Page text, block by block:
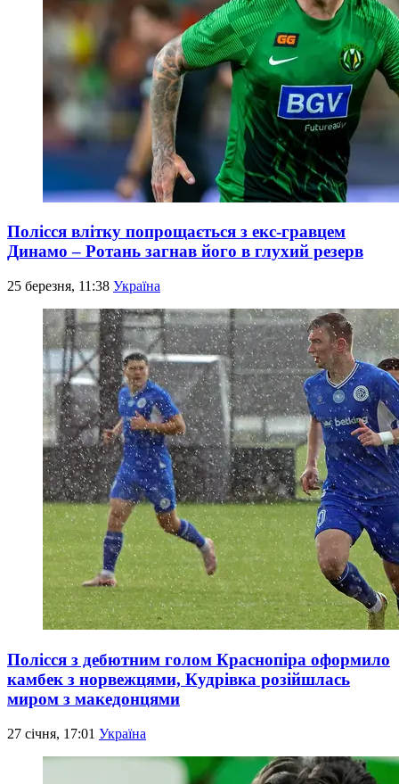
Полісся влітку попрощається з екс-гравцем
Динамо – Ротань загнав його в глухий резерв
25 березня, 11:38 Україна
Полісся з дебютним голом Краснопіра оформило
камбек з норвежцями, Кудрівка розійшлась
миром з македонцями
27 січня, 17:01 Україна